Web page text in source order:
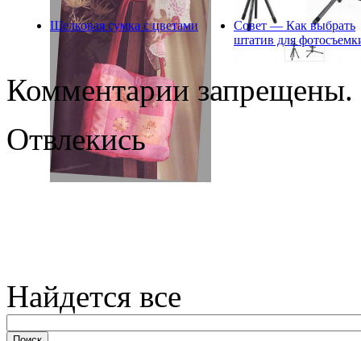
Шелковая сумка с цветами
Совет — Как выбрать
штатив для
Комментарии запрещены.
Отвлекись
Найдется все